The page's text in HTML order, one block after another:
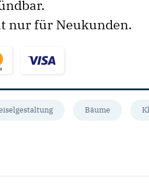
nur für Neukunden.
Bäume